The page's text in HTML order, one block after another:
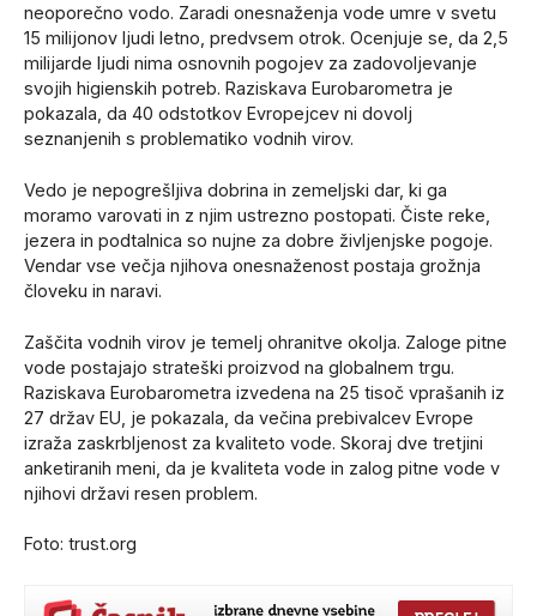
neoporečno vodo. Zaradi onesnaženja vode umre v svetu
15 milijonov ljudi letno, predvsem otrok. Ocenjuje se, da 2,5
milijarde ljudi nima osnovnih pogojev za zadovoljevanje
svojih higienskih potreb. Raziskava Eurobarometra je
pokazala, da 40 odstotkov Evropejcev ni dovolj
seznanjenih s problematiko vodnih virov.
Vedo je nepogrešljiva dobrina in zemeljski dar, ki ga
moramo varovati in z njim ustrezno postopati. Čiste reke,
jezera in podtalnica so nujne za dobre življenjske pogoje.
Vendar vse večja njihova onesnaženost postaja grožnja
človeku in naravi.
Zaščita vodnih virov je temelj ohranitve okolja. Zaloge pitne
vode postajajo strateški proizvod na globalnem trgu.
Raziskava Eurobarometra izvedena na 25 tisoč vprašanih iz
27 držav EU, je pokazala, da večina prebivalcev Evrope
izraža zaskrbljenost za kvaliteto vode. Skoraj dve tretjini
anketiranih meni, da je kvaliteta vode in zalog pitne vode v
njihovi državi resen problem.
Foto: trust.org